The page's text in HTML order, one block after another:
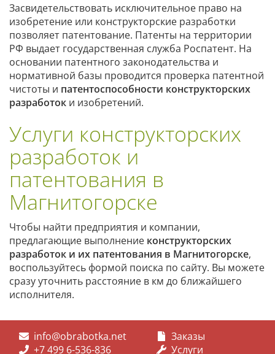
Засвидетельствовать исключительное право на
изобретение или конструкторские разработки
позволяет патентование. Патенты на территории
РФ выдает государственная служба Роспатент. На
основании патентного законодательства и
нормативной базы проводится проверка патентной
чистоты и патентоспособности конструкторских
разработок и изобретений.
Услуги конструкторских
разработок и
патентования в
Магнитогорске
Чтобы найти предприятия и компании,
предлагающие выполнение конструкторских
разработок и их патентования в Магнитогорске,
воспользуйтесь формой поиска по сайту. Вы можете
сразу уточнить расстояние в км до ближайшего
исполнителя.
info@obrabotka.net
+7 499 6-536-836
Заказы
Услуги